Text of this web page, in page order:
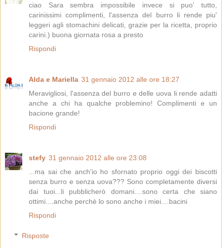
ciao Sara sembra impossibile invece si puo' tutto,
carinissimi complimenti, l'assenza del burro li rende piu'
leggeri agli stomachini delicati, grazie per la ricetta, proprio
carini.) buona giornata rosa a presto
Rispondi
Alda e Mariella 31 gennaio 2012 alle ore 18:27
Meravigliosi, l'assenza del burro e delle uova li rende adatti
anche a chi ha qualche problemino! Complimenti e un
bacione grande!
Rispondi
stefy 31 gennaio 2012 alle ore 23:08
...ma sai che anch'io ho sfornato proprio oggi dei biscotti
senza burro e senza uova??? Sono completamente diversi
dai tuoi...li pubblicherò domani....sono certa che siano
ottimi....anche perchè lo sono anche i miei....bacini
Rispondi
Risposte